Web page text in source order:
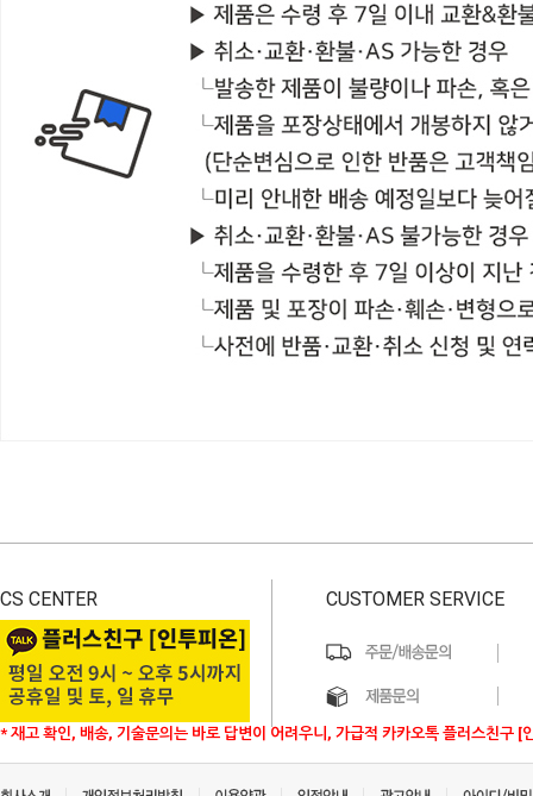
CS CENTER
* 재고 확인, 배송, 기술문의는 바로 답변이 어려우니, 가급적 카카오톡 플러스친구 [
CUSTOMER SERVICE